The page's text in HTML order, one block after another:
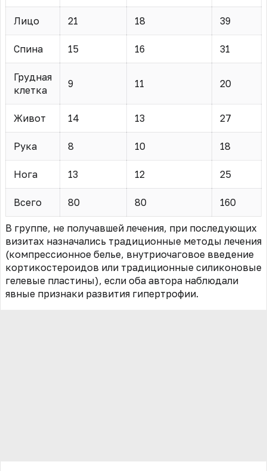
Лицо 21 18 39
Спина 15 16 31
Грудная
клетка
9 11 20
Живот 14 13 27
Рука 8 10 18
Нога 13 12 25
Всего 80 80 160
В группе, не получавшей лечения, при последующих
визитах назначались традиционные методы лечения
(компрессионное белье, внутриочаговое введение
кортикостероидов или традиционные силиконовые
гелевые пластины), если оба автора наблюдали
явные признаки развития гипертрофии.